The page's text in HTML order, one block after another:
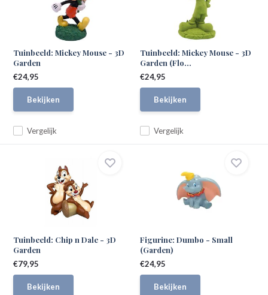
Tuinbeeld: Mickey Mouse - 3D
Garden
Vergelijk
€24,95
Bekijken
Tuinbeeld: Mickey Mouse - 3D
Garden (Flo...
Vergelijk
€24,95
Bekijken
Tuinbeeld: Chip n Dale - 3D
Garden
€79,95
Bekijken
Figurine: Dumbo - Small
(Garden)
€24,95
Bekijken